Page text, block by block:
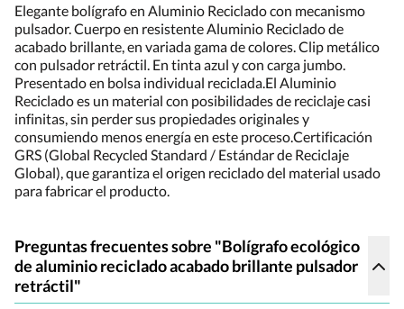
Elegante bolígrafo en Aluminio Reciclado con mecanismo
pulsador. Cuerpo en resistente Aluminio Reciclado de
acabado brillante, en variada gama de colores. Clip metálico
con pulsador retráctil. En tinta azul y con carga jumbo.
Presentado en bolsa individual reciclada.El Aluminio
Reciclado es un material con posibilidades de reciclaje casi
infinitas, sin perder sus propiedades originales y
consumiendo menos energía en este proceso.Certificación
GRS (Global Recycled Standard / Estándar de Reciclaje
Global), que garantiza el origen reciclado del material usado
para fabricar el producto.
Preguntas frecuentes sobre "Bolígrafo ecológico
de aluminio reciclado acabado brillante pulsador
retráctil"